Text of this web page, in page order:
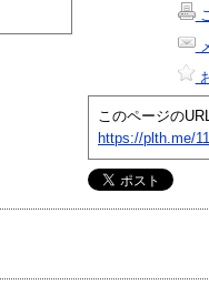
このページのURL
https://plth.me/